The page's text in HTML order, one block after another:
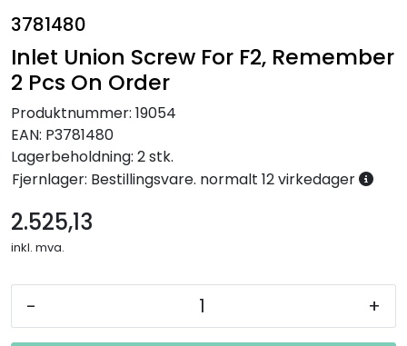
3781480
Inlet Union Screw For F2, Remember
2 Pcs On Order
Produktnummer: 19054
EAN: P3781480
Lagerbeholdning: 2 stk.
Fjernlager: Bestillingsvare. normalt 12 virkedager
2.525,13
inkl. mva.
- +